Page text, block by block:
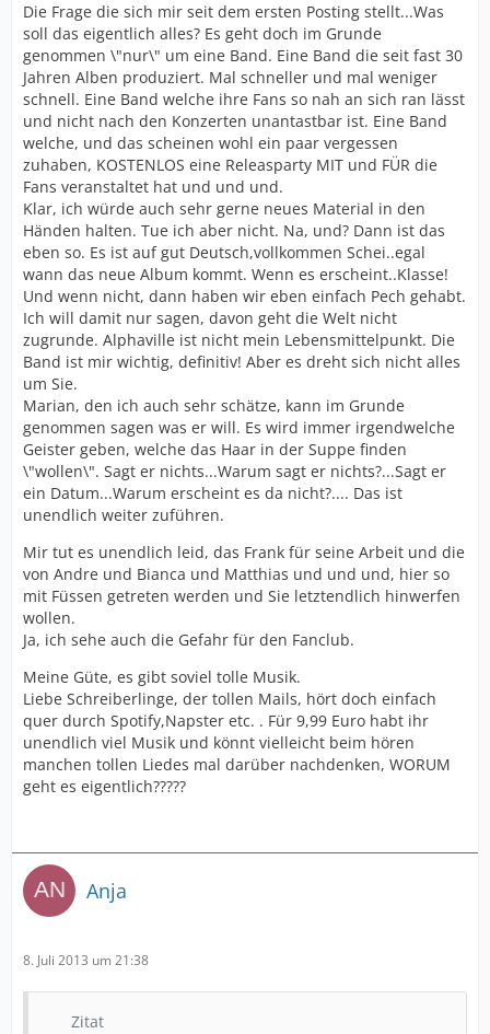
Die Frage die sich mir seit dem ersten Posting stellt...Was
soll das eigentlich alles? Es geht doch im Grunde
genommen \"nur\" um eine Band. Eine Band die seit fast 30
Jahren Alben produziert. Mal schneller und mal weniger
schnell. Eine Band welche ihre Fans so nah an sich ran lässt
und nicht nach den Konzerten unantastbar ist. Eine Band
welche, und das scheinen wohl ein paar vergessen
zuhaben, KOSTENLOS eine Releasparty MIT und FÜR die
Fans veranstaltet hat und und und.
Klar, ich würde auch sehr gerne neues Material in den
Händen halten. Tue ich aber nicht. Na, und? Dann ist das
eben so. Es ist auf gut Deutsch,vollkommen Schei..egal
wann das neue Album kommt. Wenn es erscheint..Klasse!
Und wenn nicht, dann haben wir eben einfach Pech gehabt.
Ich will damit nur sagen, davon geht die Welt nicht
zugrunde. Alphaville ist nicht mein Lebensmittelpunkt. Die
Band ist mir wichtig, definitiv! Aber es dreht sich nicht alles
um Sie.
Marian, den ich auch sehr schätze, kann im Grunde
genommen sagen was er will. Es wird immer irgendwelche
Geister geben, welche das Haar in der Suppe finden
\"wollen\". Sagt er nichts...Warum sagt er nichts?...Sagt er
ein Datum...Warum erscheint es da nicht?.... Das ist
unendlich weiter zuführen.
Mir tut es unendlich leid, das Frank für seine Arbeit und die
von Andre und Bianca und Matthias und und und, hier so
mit Füssen getreten werden und Sie letztendlich hinwerfen
wollen.
Ja, ich sehe auch die Gefahr für den Fanclub.
Meine Güte, es gibt soviel tolle Musik.
Liebe Schreiberlinge, der tollen Mails, hört doch einfach
quer durch Spotify,Napster etc. . Für 9,99 Euro habt ihr
unendlich viel Musik und könnt vielleicht beim hören
manchen tollen Liedes mal darüber nachdenken, WORUM
geht es eigentlich?????
Anja
8. Juli 2013 um 21:38
Zitat